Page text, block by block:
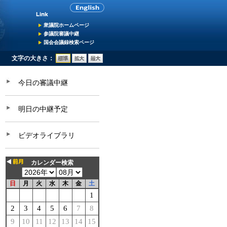
衆議院ホームページ
参議院審議中継
国会会議録検索ページ
文字の大きさ：
今日の審議中継
明日の中継予定
ビデオライブラリ
カレンダー検索
日 月 火 水 木 金 土
1
2
3 4 5 6 7
8
9
10 11 12 13 14
15